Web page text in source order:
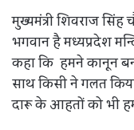
मुख्यमंत्री शिवराज
भगवान है मध्यप्रदेश
कहा कि हमने कानून
साथ किसी ने गलत
दारू के आहतों को भी